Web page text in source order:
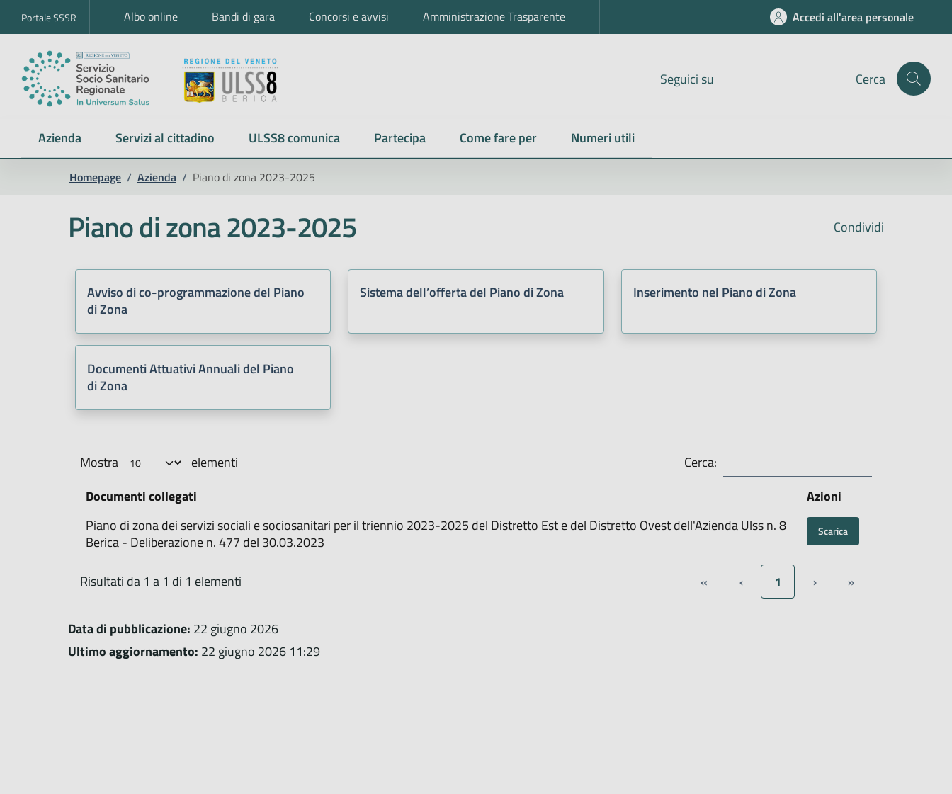
Portale SSSR Albo online Bandi di gara Concorsi e avvisi Amministrazione Trasparente Accedi all'area personale
Seguici su Cerca
Azienda Servizi al cittadino ULSS8 comunica Partecipa Come fare per Numeri utili
Homepage / Azienda / Piano di zona 2023-2025
Condividi
Piano di zona 2023-2025
Avviso di co-programmazione del Piano
di Zona
Sistema dell’offerta del Piano di Zona Inserimento nel Piano di Zona
Documenti Attuativi Annuali del Piano
di Zona
Mostra elementi
Cerca:
Documenti collegati
Azioni
Piano di zona dei servizi sociali e sociosanitari per il triennio 2023-2025 del Distretto Est e del Distretto Ovest dell'Azienda Ulss n. 8
Berica - Deliberazione n. 477 del 30.03.2023
Scarica
Risultati da 1 a 1 di 1 elementi « ‹ 1 › »
Data di pubblicazione: 22 giugno 2026
Ultimo aggiornamento: 22 giugno 2026 11:29